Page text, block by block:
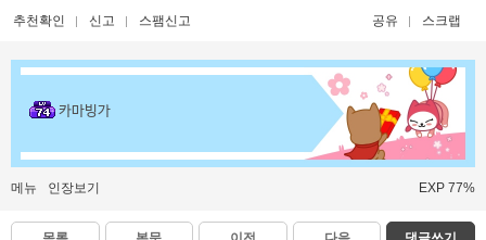
추천확인 신고 스팸신고 공유 스크랩
카마빙가
메뉴 인장보기 EXP 77%